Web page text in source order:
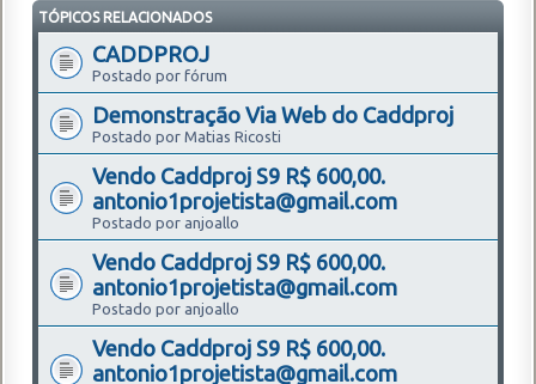
TÓPICOS RELACIONADOS
CADDPROJ
Postado por fórum
Demonstração Via Web do Caddproj
Postado por Matias Ricosti
Vendo Caddproj S9 R$ 600,00.
antonio1projetista@gmail.com
Postado por anjoallo
Vendo Caddproj S9 R$ 600,00.
antonio1projetista@gmail.com
Postado por anjoallo
Vendo Caddproj S9 R$ 600,00.
antonio1projetista@gmail.com